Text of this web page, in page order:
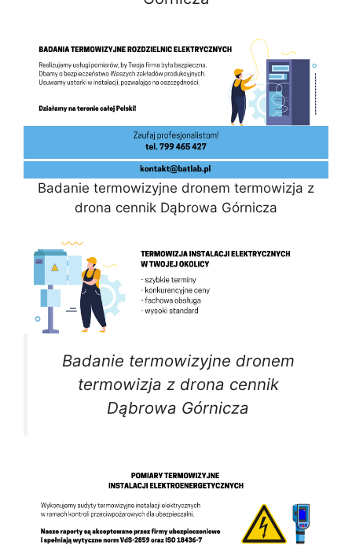
Badanie termowizyjne dronem termowizja z
drona cennik Dąbrowa Górnicza
Badanie termowizyjne dronem
termowizja z drona cennik
Dąbrowa Górnicza